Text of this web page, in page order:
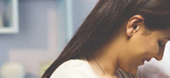
कुशीतही
हास्य
गुंजेल